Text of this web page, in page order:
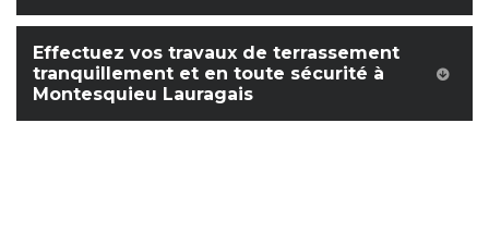
Effectuez vos travaux de terrassement
tranquillement et en toute sécurité à
Montesquieu Lauragais